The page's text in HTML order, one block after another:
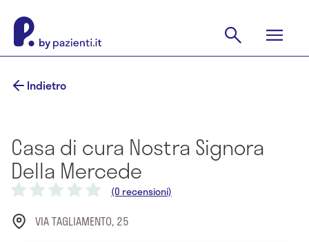
Indietro
Casa di cura Nostra Signora
Della Mercede
(0 recensioni)
VIA TAGLIAMENTO, 25